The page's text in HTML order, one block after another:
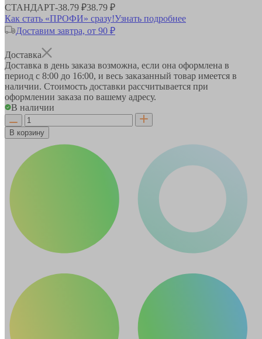
СТАНДАРТ-38.79 ₽38.79 ₽
Как стать «ПРОФИ» сразу!Узнать подробнее
Доставим завтра, от 90 ₽
Доставка
Доставка в день заказа возможна, если она оформлена в
период с 8:00 до 16:00, и весь заказанный товар имеется в
наличии. Стоимость доставки рассчитывается при
оформлении заказа по вашему адресу.
В наличии
В корзину